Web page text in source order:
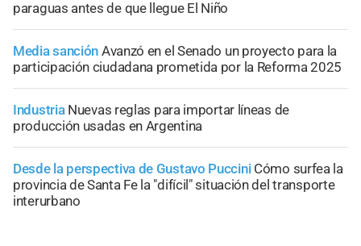
paraguas antes de que llegue El Niño
Media sanción Avanzó en el Senado un proyecto para la
participación ciudadana prometida por la Reforma 2025
Industria Nuevas reglas para importar líneas de
producción usadas en Argentina
Desde la perspectiva de Gustavo Puccini Cómo surfea la
provincia de Santa Fe la "difícil" situación del transporte
interurbano